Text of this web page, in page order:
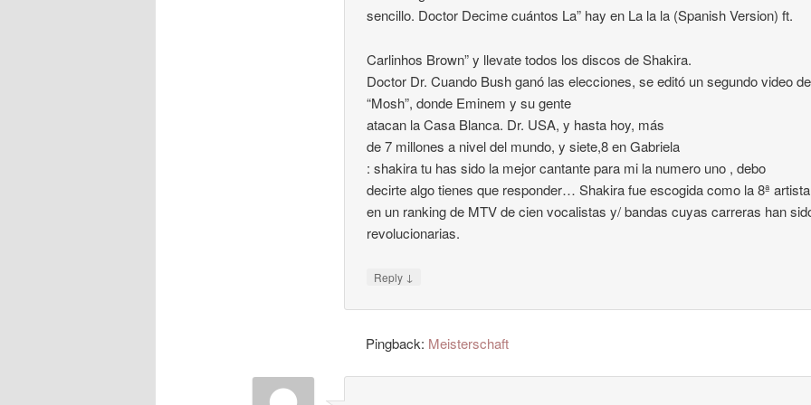
sencillo. Doctor Decime cuántos La” hay en La la la (Spanish Version) ft.
Carlinhos Brown” y llevate todos los discos de Shakira.
Doctor Dr. Cuando Bush ganó las elecciones, se editó un segundo video de
“Mosh”, donde Eminem y su gente
atacan la Casa Blanca. Dr. USA, y hasta hoy, más
de 7 millones a nivel del mundo, y siete,8 en Gabriela
: shakira tu has sido la mejor cantante para mi la numero uno , debo
decirte algo tienes que responder… Shakira fue escogida como la 8ª artista
en un ranking de MTV de cien vocalistas y/ bandas cuyas carreras han
revolucionarias.
Reply ↓
Pingback: Meisterschaft